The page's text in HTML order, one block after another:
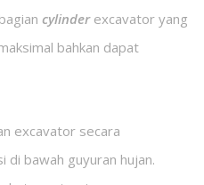
cylinderexcavator yang
bahkan dapat
excavator secara
bawah guyuran hujan.